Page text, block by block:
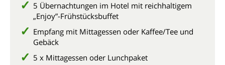
5 Übernachtungen im Hotel mit reichhaltigem
„Enjoy”-Frühstücksbuffet
Empfang mit Mittagessen oder Kaffee/Tee und
Gebäck
5 x Mittagessen oder Lunchpaket